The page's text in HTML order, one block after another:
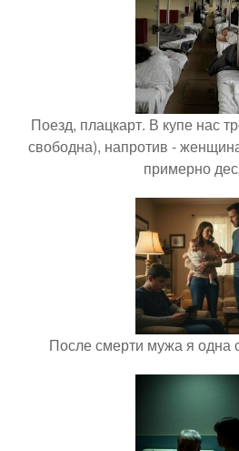
Поезд, плацкарт. В купе нас
свободна), напротив -
примерно
После смерти мужа я одна